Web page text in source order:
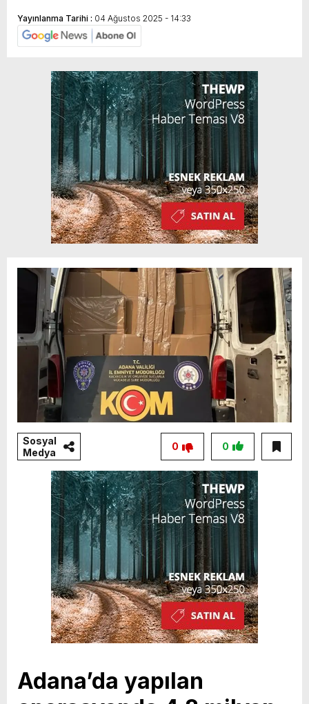
Yayınlanma Tarihi : 04 Ağustos 2025 - 14:33
Sosyal
Medya
0
0
Adana’da yapılan